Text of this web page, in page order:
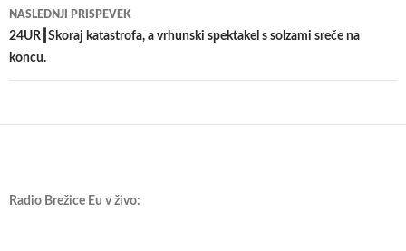
prispevkih
NASLEDNJI PRISPEVEK
24UR┃Skoraj katastrofa, a vrhunski spektakel s solzami sreče na
koncu.
Radio Brežice Eu v živo: